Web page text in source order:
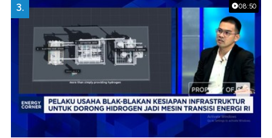
08:50
3.